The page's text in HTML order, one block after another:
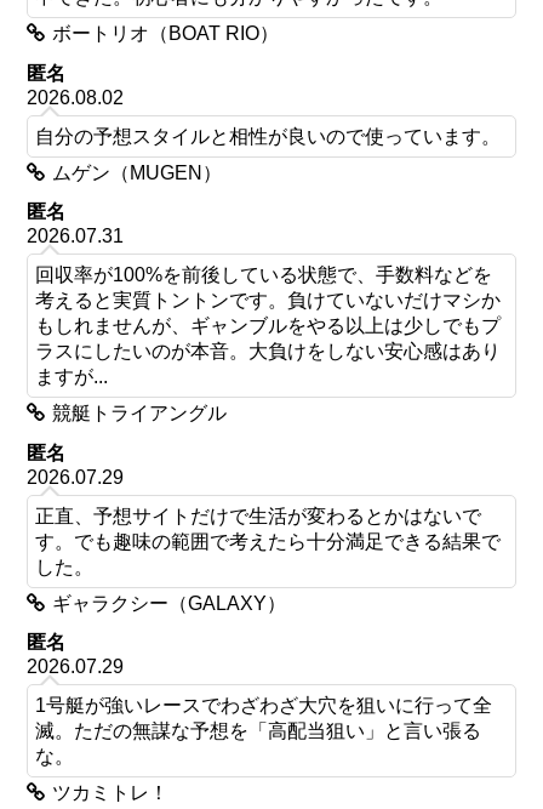
ボートリオ（BOAT RIO）
匿名
2026.08.02
自分の予想スタイルと相性が良いので使っています。
ムゲン（MUGEN）
匿名
2026.07.31
回収率が100%を前後している状態で、手数料などを
考えると実質トントンです。負けていないだけマシか
もしれませんが、ギャンブルをやる以上は少しでもプ
ラスにしたいのが本音。大負けをしない安心感はあり
ますが...
競艇トライアングル
匿名
2026.07.29
正直、予想サイトだけで生活が変わるとかはないで
す。でも趣味の範囲で考えたら十分満足できる結果で
した。
ギャラクシー（GALAXY）
匿名
2026.07.29
1号艇が強いレースでわざわざ大穴を狙いに行って全
滅。ただの無謀な予想を「高配当狙い」と言い張る
な。
ツカミトレ！